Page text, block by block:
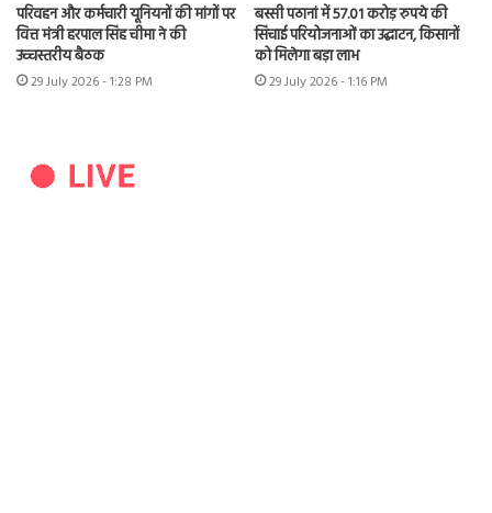
परिवहन और कर्मचारी यूनियनों की मांगों पर
वित्त मंत्री हरपाल सिंह चीमा ने की
उच्चस्तरीय बैठक
29 July 2026 - 1:28 PM
बस्सी पठानां में 57.01 करोड़ रुपये की
सिंचाई परियोजनाओं का उद्घाटन, किसानों
को मिलेगा बड़ा लाभ
29 July 2026 - 1:16 PM